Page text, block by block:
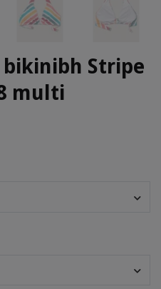
bikinibh Stripe
multi